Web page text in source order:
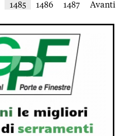
1485 1486 1487 Avanti